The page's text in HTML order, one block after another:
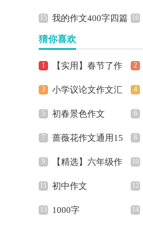
文400字4篇 文
我的作文400字四篇
猜你喜欢
【实用】春节了作
文400字4篇
小学议论文作文汇
编六篇
初春景色作文
蔷薇花作文通用15
篇 字
【精选】六年级作
文汇总9篇 书
篇
初中作文
1000字